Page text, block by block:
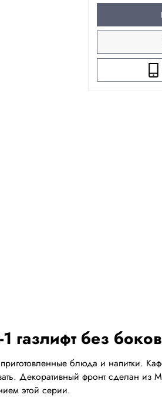
газлифт без
блюда и напитки.
Декоративный фронт сделан
этой серии.